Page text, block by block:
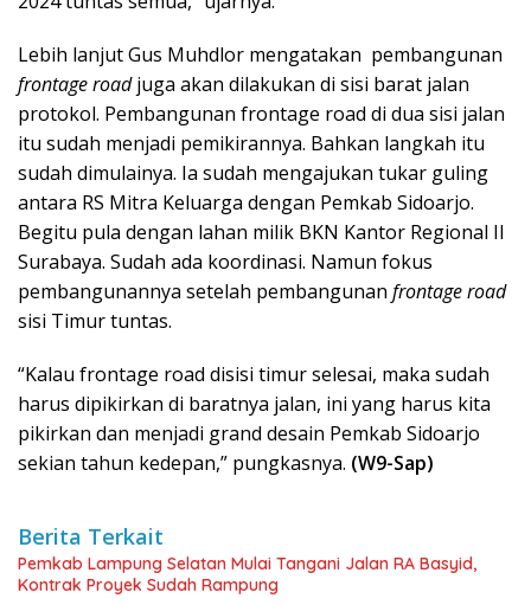
Lebih lanjut Gus Muhdlor mengatakan pembangunan
frontage roadjuga akan dilakukan di sisi barat jalan
protokol. Pembangunan frontage road di dua sisi jalan
itu sudah menjadi pemikirannya. Bahkan langkah itu
sudah dimulainya. Ia sudah mengajukan tukar guling
antara RS Mitra Keluarga dengan Pemkab Sidoarjo.
Begitu pula dengan lahan milik BKN Kantor Regional II
Surabaya. Sudah ada koordinasi. Namun fokus
pembangunannya setelah pembangunan frontage road
sisi Timur tuntas.
“Kalau frontage road disisi timur selesai, maka sudah
harus dipikirkan di baratnya jalan, ini yang harus kita
pikirkan dan menjadi grand desain Pemkab Sidoarjo
sekian tahun kedepan,” pungkasnya. (W9-Sap)
Berita Terkait
Pemkab Lampung Selatan Mulai Tangani Jalan RA Basyid,
Kontrak Proyek Sudah Rampung